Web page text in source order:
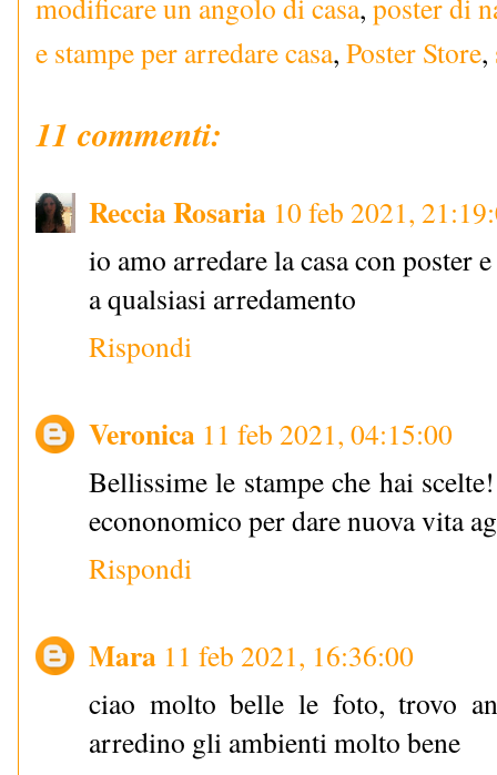
e stampe per arredare casa, Poster Store,
11 commenti:
Reccia Rosaria 10 feb 2021,
io amo arredare la casa con poster
a qualsiasi arredamento
Rispondi
Veronica 11 feb 2021, 04:15:00
Bellissime le stampe che hai
econonomico per dare nuova vita
Rispondi
Mara 11 feb 2021, 16:36:00
ciao molto belle le foto, trovo
arredino gli ambienti molto bene